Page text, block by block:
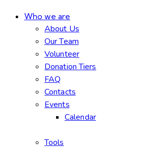
Who we are
About Us
Our Team
Volunteer
Donation Tiers
FAQ
Contacts
Events
Calendar
Tools